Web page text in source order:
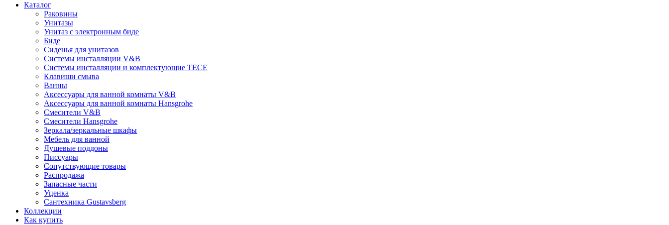
Каталог
Раковины
Унитазы
Унитаз с электронным биде
Биде
Сиденья для унитазов
Системы инсталляции V&B
Системы инсталляции и комплектующие TECE
Клавиши смыва
Ванны
Аксессуары для ванной комнаты V&B
Аксессуары для ванной комнаты Hansgrohe
Смесители V&B
Смесители Hansgrohe
Зеркала/зеркальные шкафы
Мебель для ванной
Душевые поддоны
Писсуары
Сопутствующие товары
Распродажа
Запасные части
Уценка
Сантехника Gustavsberg
Коллекции
Как купить